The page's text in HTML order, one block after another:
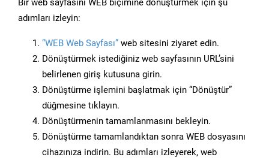
Bir web sayfasını WEB biçimine dönüştürmek için şu
adımları izleyin:
“WEB Web Sayfası” web sitesini ziyaret edin.
Dönüştürmek istediğiniz web sayfasının URL’sini
belirlenen giriş kutusuna girin.
Dönüştürme işlemini başlatmak için “Dönüştür”
düğmesine tıklayın.
Dönüştürmenin tamamlanmasını bekleyin.
Dönüştürme tamamlandıktan sonra WEB dosyasını
cihazınıza indirin. Bu adımları izleyerek, web